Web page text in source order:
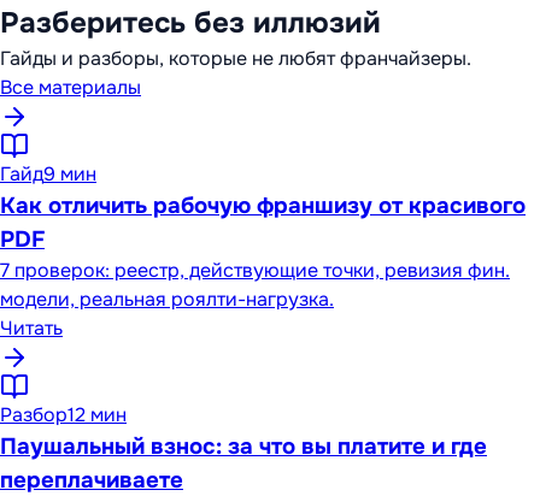
Разберитесь без иллюзий
Гайды и разборы, которые не любят франчайзеры.
Все материалы
Гайд9 мин
Как отличить рабочую франшизу от красивого
PDF
7 проверок: реестр, действующие точки, ревизия фин.
модели, реальная роялти-нагрузка.
Читать
Разбор12 мин
Паушальный взнос: за что вы платите и где
переплачиваете